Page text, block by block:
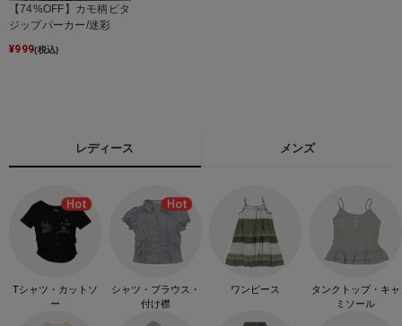
【74%OFF】カモ柄ピタ
ジップパーカー/迷彩
¥999(税込)
レディース メンズ
Tシャツ・カットソ
ー
シャツ・ブラウス・
付け襟
ワンピース
タンクトップ・キャ
ミソール